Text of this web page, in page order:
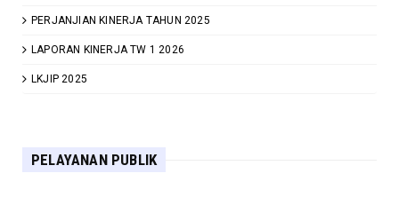
PERJANJIAN KINERJA TAHUN 2025
LAPORAN KINERJA TW 1 2026
LKJIP 2025
PELAYANAN PUBLIK